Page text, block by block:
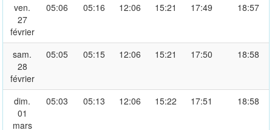
ven.
27
février
05:06 05:16 12:06 15:21 17:49 18:57
sam.
28
février
05:05 05:15 12:06 15:21 17:50 18:58
dim.
01
mars
05:03 05:13 12:06 15:22 17:51 18:58